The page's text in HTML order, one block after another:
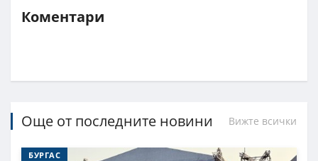
Коментари
Още от последните новини Вижте всички
БУРГАС